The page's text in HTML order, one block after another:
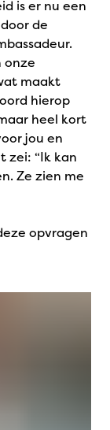
is er nu een
de
onze
maakt
hierop
heel kort
jou en
zei: “Ik kan
Ze zien me
opvragen